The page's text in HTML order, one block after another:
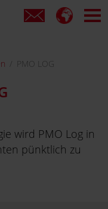
PMO LOG
wird PMO Log in
pünktlich zu